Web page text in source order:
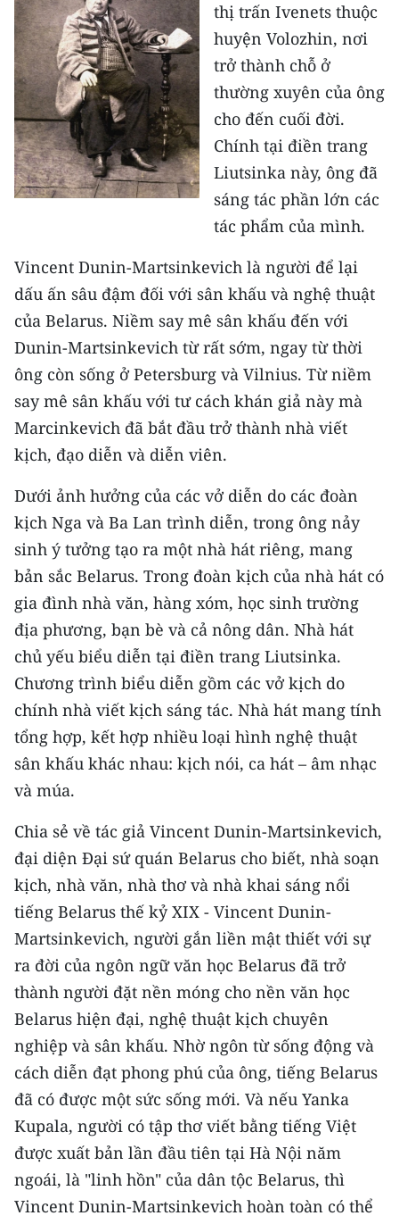
TIN MỚI
TIN ĐỊA PHƯƠNG
Trung du và miền núi phía Bắc
Đồng bằng sông Hồng
Bắc Trung Bộ
Duyên hải Nam Trung Bộ và Tây
Nguyên
Đông Nam Bộ
Đồng bằng sông Cửu Long
Chuyên trang Hà Nội
Chuyên trang TP. Hồ Chí Minh
CHUYÊN ĐỀ
CÁC CHUYÊN TRANG
VỀ BÁO NHÂN DÂN
THỜI NAY
NHÂN DÂN CUỐI TUẦN
NHÂN DÂN HẰNG THÁNG
MUA BÁO
ENGLISH
中文
FRANÇAIS
РУССКИЙ
ESPAÑOL
한국어
thị trấn Ivenets thuộc
huyện Volozhin, nơi
trở thành chỗ ở
thường xuyên của ông
cho đến cuối đời.
Chính tại điền trang
Liutsinka này, ông đã
sáng tác phần lớn các
tác phẩm của mình.
Vincent Dunin-Martsinkevich là người để lại
dấu ấn sâu đậm đối với sân khấu và nghệ thuật
của Belarus. Niềm say mê sân khấu đến với
Dunin-Martsinkevich từ rất sớm, ngay từ thời
ông còn sống ở Petersburg và Vilnius. Từ niềm
say mê sân khấu với tư cách khán giả này mà
Marcinkevich đã bắt đầu trở thành nhà viết
kịch, đạo diễn và diễn viên.
Dưới ảnh hưởng của các vở diễn do các đoàn
kịch Nga và Ba Lan trình diễn, trong ông nảy
sinh ý tưởng tạo ra một nhà hát riêng, mang
bản sắc Belarus. Trong đoàn kịch của nhà hát có
gia đình nhà văn, hàng xóm, học sinh trường
địa phương, bạn bè và cả nông dân. Nhà hát
chủ yếu biểu diễn tại điền trang Liutsinka.
Chương trình biểu diễn gồm các vở kịch do
chính nhà viết kịch sáng tác. Nhà hát mang tính
tổng hợp, kết hợp nhiều loại hình nghệ thuật
sân khấu khác nhau: kịch nói, ca hát – âm nhạc
và múa.
Chia sẻ về tác giả Vincent Dunin-Martsinkevich,
đại diện Đại sứ quán Belarus cho biết, nhà soạn
kịch, nhà văn, nhà thơ và nhà khai sáng nổi
tiếng Belarus thế kỷ XIX - Vincent Dunin-
Martsinkevich, người gắn liền mật thiết với sự
ra đời của ngôn ngữ văn học Belarus đã trở
thành người đặt nền móng cho nền văn học
Belarus hiện đại, nghệ thuật kịch chuyên
nghiệp và sân khấu. Nhờ ngôn từ sống động và
cách diễn đạt phong phú của ông, tiếng Belarus
đã có được một sức sống mới. Và nếu Yanka
Kupala, người có tập thơ viết bằng tiếng Việt
được xuất bản lần đầu tiên tại Hà Nội năm
ngoái, là "linh hồn" của dân tộc Belarus, thì
Vincent Dunin-Martsinkevich hoàn toàn có thể